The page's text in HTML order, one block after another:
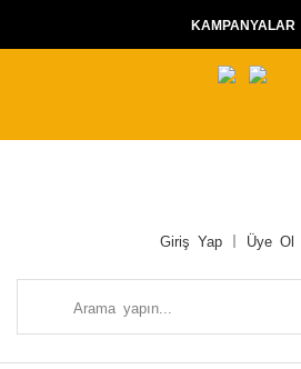
KAMPANYALAR
Giriş Yap Üye Ol